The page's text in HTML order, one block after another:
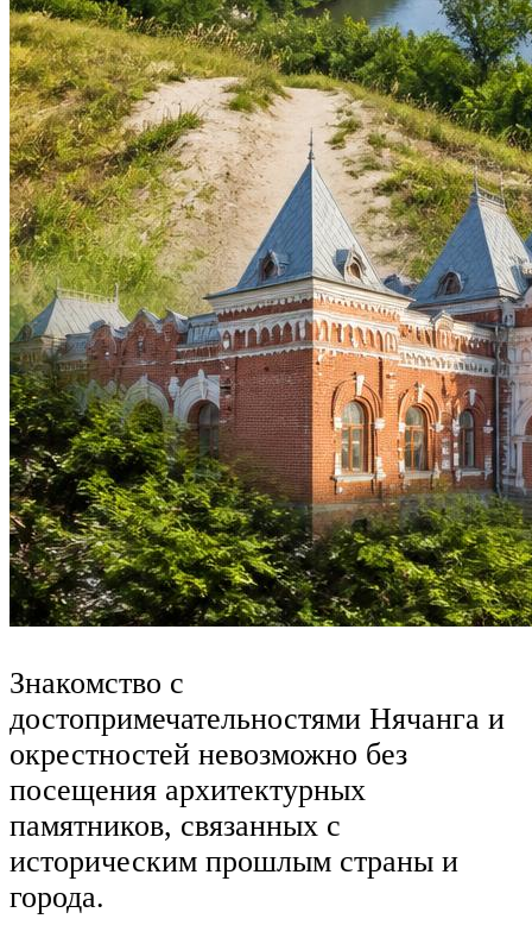
Знакомство с
достопримечательностями Нячанга и
окрестностей невозможно без
посещения архитектурных
памятников, связанных с
историческим прошлым страны и
города.